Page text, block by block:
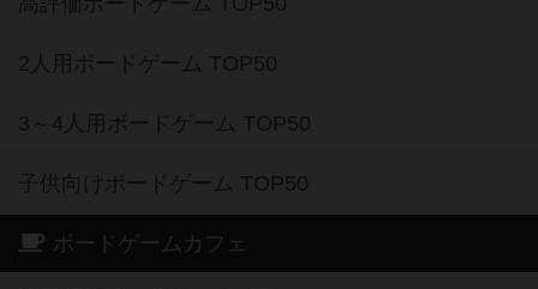
2人用ボードゲーム TOP50
3～4人用ボードゲーム TOP50
子供向けボードゲーム TOP50
ボードゲームカフェ